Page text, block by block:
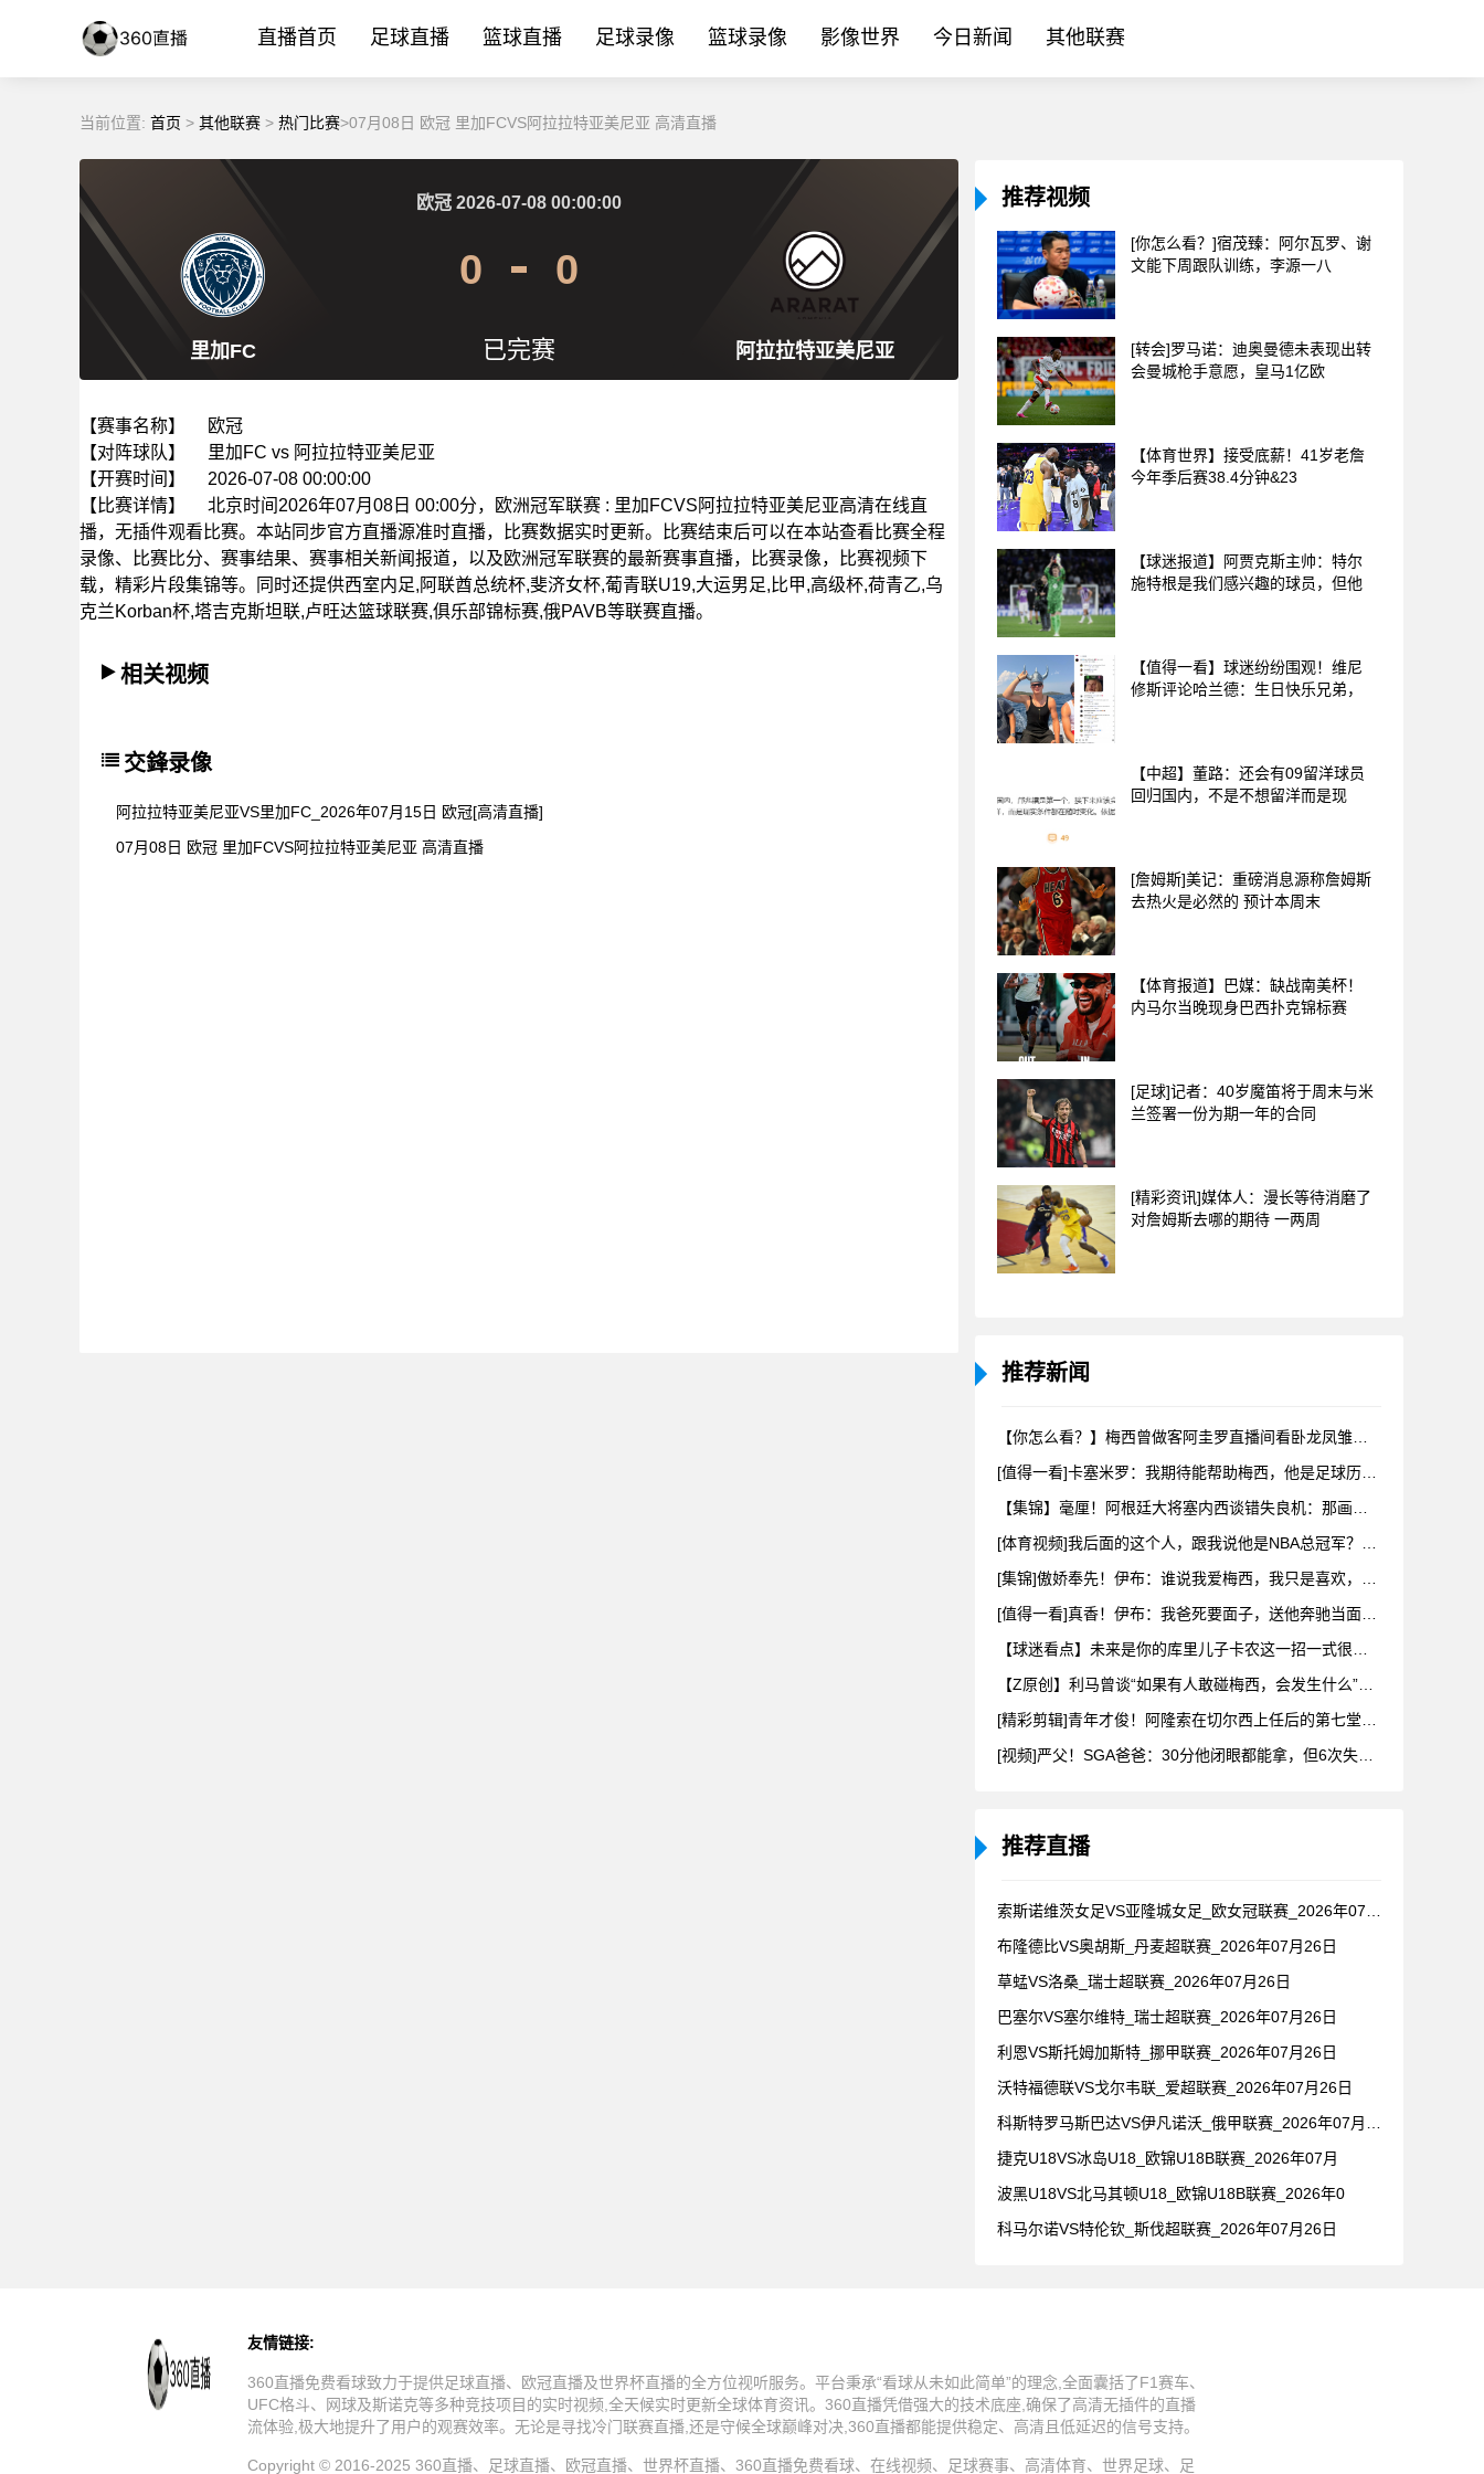
直播首页 足球直播 篮球直播 足球录像 篮球录像 影像世界 今日新闻 其他联赛
当前位置: 首页 > 其他联赛 > 热门比赛>07月08日 欧冠 里加FCVS阿拉拉特亚美尼亚 高清直播
里加FC 阿拉拉特亚美尼亚
欧冠 2026-07-08 00:00:00
0 0
已完赛
【赛事名称】
欧冠
【对阵球队】
里加FC vs 阿拉拉特亚美尼亚
【开赛时间】
2026-07-08 00:00:00
【比赛详情】
北京时间2026年07月08日 00:00分，欧洲冠军联赛 : 里加FCVS阿拉拉特亚美尼亚高清在线直
播，无插件观看比赛。本站同步官方直播源准时直播，比赛数据实时更新。比赛结束后可以在本站查看比赛全程
录像、比赛比分、赛事结果、赛事相关新闻报道，以及欧洲冠军联赛的最新赛事直播，比赛录像，比赛视频下
载，精彩片段集锦等。同时还提供西室内足,阿联酋总统杯,斐济女杯,葡青联U19,大运男足,比甲,高级杯,荷青乙,乌
克兰Korban杯,塔吉克斯坦联,卢旺达篮球联赛,俱乐部锦标赛,俄PAVB等联赛直播。
相关视频
交鋒录像
阿拉拉特亚美尼亚VS里加FC_2026年07月15日 欧冠[高清直播]
07月08日 欧冠 里加FCVS阿拉拉特亚美尼亚 高清直播
推荐视频
[你怎么看？]宿茂臻：阿尔瓦罗、谢
文能下周跟队训练，李源一八
[转会]罗马诺：迪奥曼德未表现出转
会曼城枪手意愿，皇马1亿欧
【体育世界】接受底薪！41岁老詹
今年季后赛38.4分钟&23
【球迷报道】阿贾克斯主帅：特尔
施特根是我们感兴趣的球员，但他
【值得一看】球迷纷纷围观！维尼
修斯评论哈兰德：生日快乐兄弟，
【中超】董路：还会有09留洋球员
回归国内，不是不想留洋而是现
[詹姆斯]美记：重磅消息源称詹姆斯
去热火是必然的 预计本周末
【体育报道】巴媒：缺战南美杯！
内马尔当晚现身巴西扑克锦标赛
[足球]记者：40岁魔笛将于周末与米
兰签署一份为期一年的合同
[精彩资讯]媒体人：漫长等待消磨了
对詹姆斯去哪的期待 一两周
推荐新闻
推荐直播
布隆德比VS奥胡斯_丹麦超联赛_2026年07月26日
草蜢VS洛桑_瑞士超联赛_2026年07月26日
巴塞尔VS塞尔维特_瑞士超联赛_2026年07月26日
利恩VS斯托姆加斯特_挪甲联赛_2026年07月26日
沃特福德联VS戈尔韦联_爱超联赛_2026年07月26日
捷克U18VS冰岛U18_欧锦U18B联赛_2026年07月
波黑U18VS北马其顿U18_欧锦U18B联赛_2026年0
科马尔诺VS特伦钦_斯伐超联赛_2026年07月26日
友情链接:
360直播免费看球致力于提供足球直播、欧冠直播及世界杯直播的全方位视听服务。平台秉承“看球从未如此简单”的理念,全面囊括了F1赛车、
UFC格斗、网球及斯诺克等多种竞技项目的实时视频,全天候实时更新全球体育资讯。360直播凭借强大的技术底座,确保了高清无插件的直播
流体验,极大地提升了用户的观赛效率。无论是寻找冷门联赛直播,还是守候全球巅峰对决,360直播都能提供稳定、高清且低延迟的信号支持。
Copyright © 2016-2025 360直播、足球直播、欧冠直播、世界杯直播、360直播免费看球、在线视频、足球赛事、高清体育、世界足球、足